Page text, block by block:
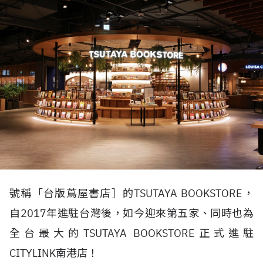
號稱「台版蔦屋書店］的TSUTAYA BOOKSTORE，
自2017年進駐台灣後，如今迎來第五家、同時也為
全台最大的TSUTAYA BOOKSTORE正式進駐
CITYLINK南港店！